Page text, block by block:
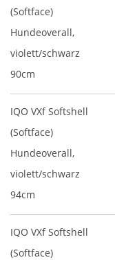
(Softface)
Hundeoverall,
violett/schwarz
90cm
IQO VXf Softshell
(Softface)
Hundeoverall,
violett/schwarz
94cm
IQO VXf Softshell
(Softface)